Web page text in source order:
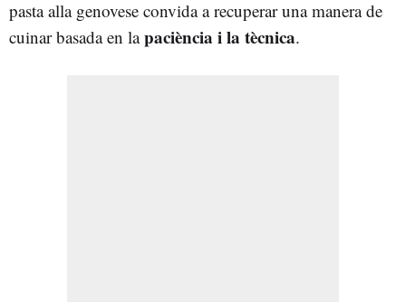
pasta alla genovese convida a recuperar una manera de
cuinar basada en lapaciència i la tècnica.